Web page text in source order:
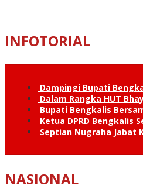
INFOTORIAL
Dampingi Bupati
Dalam Rangka HUT
Bupati Bengkalis
Ketua DPRD Bengkalis
Septian Nugraha Jabat
NASIONAL